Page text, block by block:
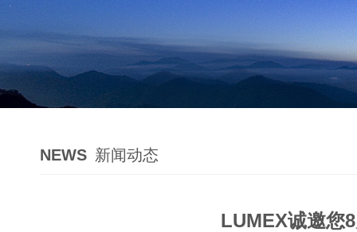
NEWS 新闻动态
LUMEX诚邀您